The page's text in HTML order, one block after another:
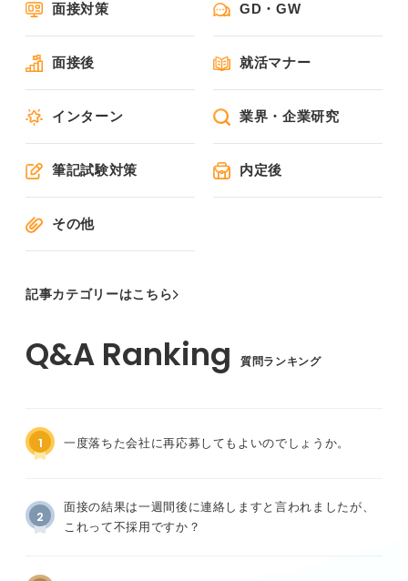
面接対策 GD・GW
面接後 就活マナー
インターン 業界・企業研究
筆記試験対策 内定後
その他
記事カテゴリーはこちら
質問ランキング
1 一度落ちた会社に再応募してもよいのでしょうか。
2
面接の結果は一週間後に連絡しますと言われましたが、
これって不採用ですか？